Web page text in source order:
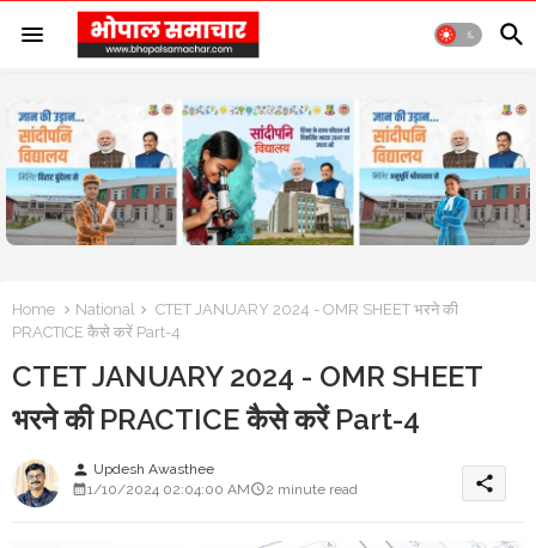
Home National
CTET JANUARY 2024 - OMR SHEET भरने की
PRACTICE कैसे करें Part-4
CTET JANUARY 2024 - OMR SHEET
भरने की PRACTICE कैसे करें Part-4
person Updesh Awasthee
1/10/2024 02:04:00 AM
2 minute read share